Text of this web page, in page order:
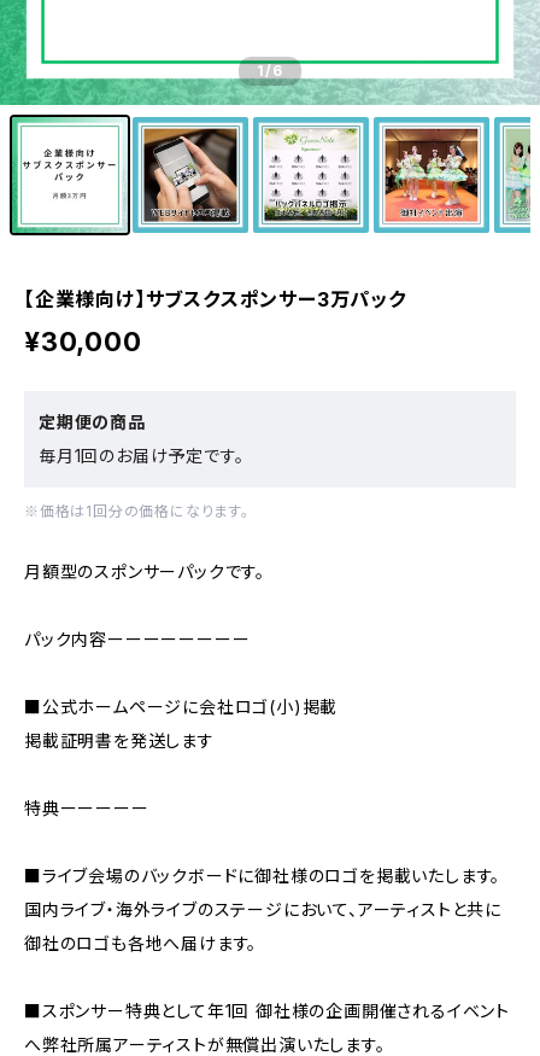
1/6
【企業様向け】サブスクスポンサー3万パック
¥30,000
定期便の商品
毎月1回のお届け予定です。
※価格は1回分の価格になります。
月額型のスポンサーパックです。
パック内容ーーーーーーーー
■公式ホームページに会社ロゴ(小)掲載
掲載証明書を発送します
特典ーーーーー
■ライブ会場のバックボードに御社様のロゴを掲載いたします。
国内ライブ・海外ライブのステージにおいて、アーティストと共に
御社のロゴも各地へ届けます。
■スポンサー特典として年1回 御社様の企画開催されるイベント
へ弊社所属アーティストが無償出演いたします。